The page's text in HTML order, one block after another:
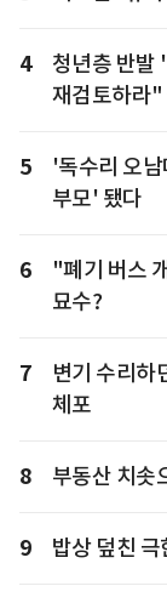
4
청년층 반발
재검토하라"
5
'독수리 오
부모' 됐다
6
"폐기 버스
묘수?
7
변기 수리하
체포
8 부동산 치솟
9 밥상 덮친